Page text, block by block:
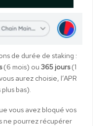
de durée de staking :
(6 mois) ou 365 jours(1
aurez choisie, l’APR
bas).
vous avez bloqué vos
ne pourrez récupérer